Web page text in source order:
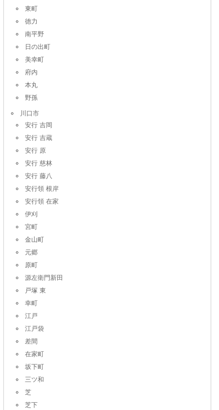
東町
徳力
南平野
日の出町
美幸町
府内
本丸
野孫
川口市
安行 吉岡
安行 吉蔵
安行 原
安行 慈林
安行 藤八
安行領 根岸
安行領 在家
伊刈
宮町
金山町
元郷
原町
源左衛門新田
戸塚 東
幸町
江戸
江戸袋
差間
在家町
坂下町
三ツ和
芝
芝下